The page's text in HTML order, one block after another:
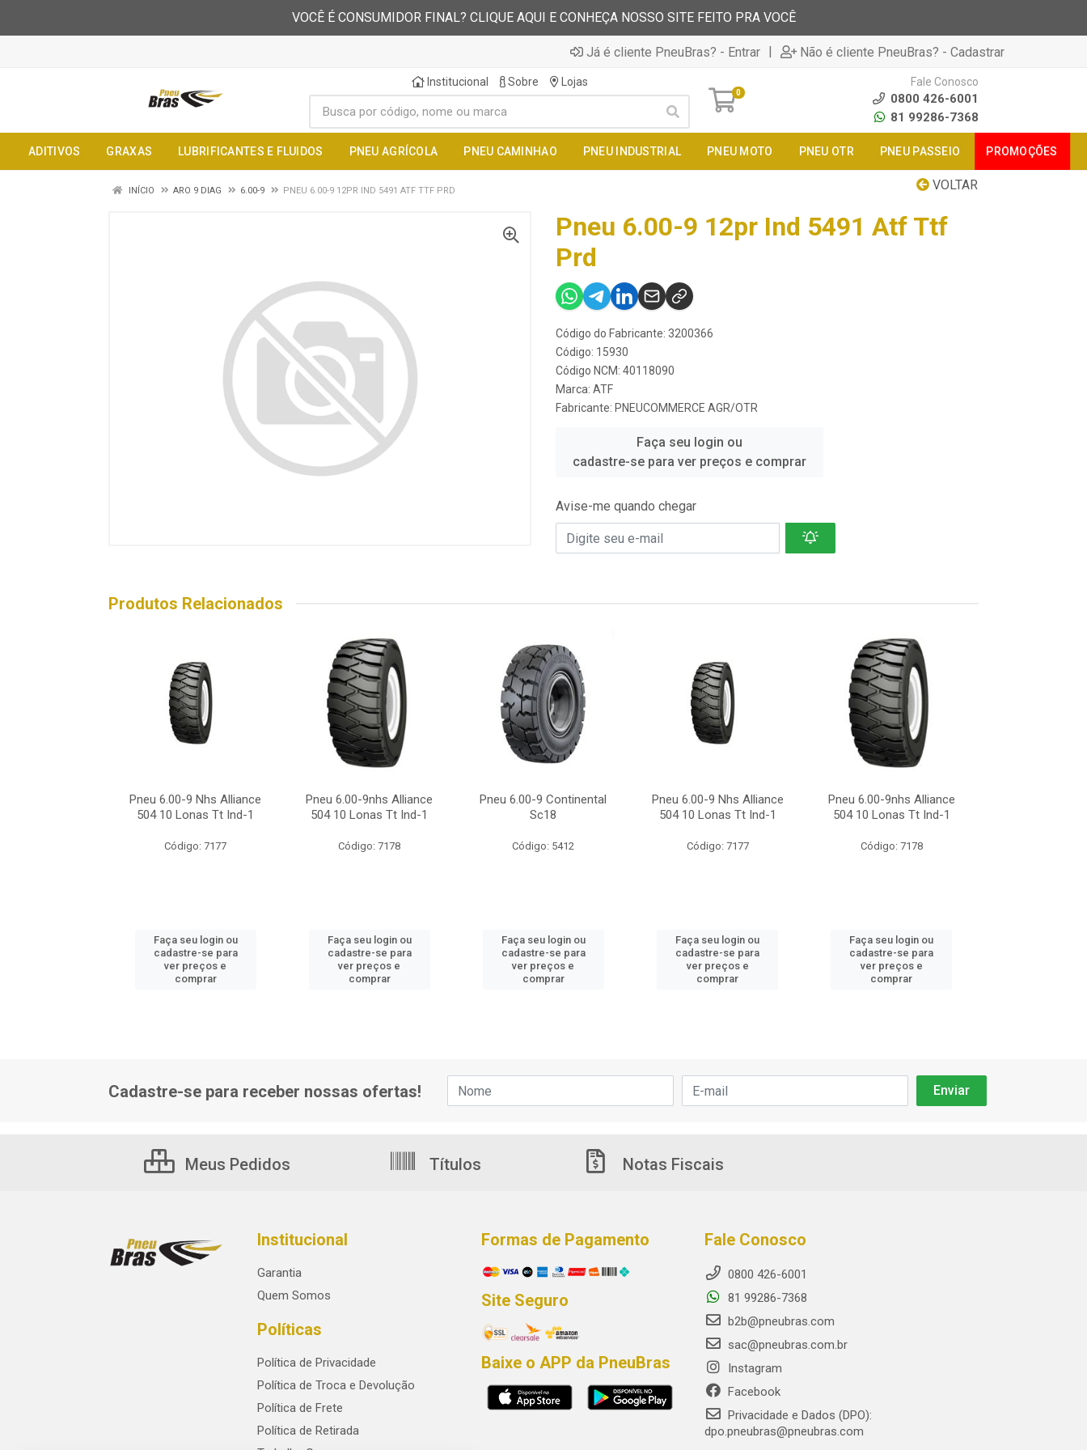
VOCÊ É CONSUMIDOR FINAL? CLIQUE AQUI E CONHEÇA NOSSO SITE FEITO PRA VOCÊ
Já é cliente PneuBras? - Entrar | Não é cliente PneuBras? - Cadastrar
Institucional Sobre Lojas
0
Fale Conosco
0800 426-6001
81 99286-7368
ADITIVOS GRAXAS LUBRIFICANTES E FLUIDOS PNEU AGRÍCOLA PNEU CAMINHAO PNEU INDUSTRIAL PNEU MOTO PNEU OTR PNEU PASSEIO PROMOÇÕES
VOLTAR
INÍCIO ARO 9 DIAG 6.00-9 PNEU 6.00-9 12PR IND 5491 ATF TTF PRD
Pneu 6.00-9 12pr Ind 5491 Atf Ttf
Prd
Código do Fabricante: 3200366
Código: 15930
Código NCM: 40118090
Marca: ATF
Fabricante: PNEUCOMMERCE AGR/OTR
Faça seu login ou
cadastre-se para ver preços e comprar
Avise-me quando chegar
Produtos Relacionados
Pneu 6.00-9 Nhs Alliance
504 10 Lonas Tt Ind-1
Código: 7177
Faça seu login ou
cadastre-se para
ver preços e
comprar
Pneu 6.00-9nhs Alliance
504 10 Lonas Tt Ind-1
Código: 7178
Faça seu login ou
cadastre-se para
ver preços e
comprar
Pneu 6.00-9 Continental
Sc18
Código: 5412
Faça seu login ou
cadastre-se para
ver preços e
comprar
Pneu 6.00-9 Nhs Alliance
504 10 Lonas Tt Ind-1
Código: 7177
Faça seu login ou
cadastre-se para
ver preços e
comprar
Pneu 6.00-9nhs Alliance
504 10 Lonas Tt Ind-1
Código: 7178
Faça seu login ou
cadastre-se para
ver preços e
comprar
Cadastre-se para receber nossas ofertas!
Meus Pedidos Títulos Notas Fiscais
Institucional
Garantia
Quem Somos
Políticas
Política de Privacidade
Política de Troca e Devolução
Política de Frete
Política de Retirada
Formas de Pagamento
Site Seguro
Baixe o APP da PneuBras
Fale Conosco
0800 426-6001
81 99286-7368
b2b@pneubras.com
sac@pneubras.com.br
Instagram
Facebook
Privacidade e Dados (DPO):
dpo.pneubras@pneubras.com